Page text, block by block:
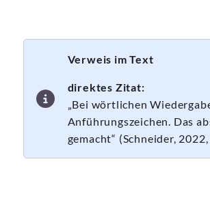
Verweis im Text
direktes Zitat:
„Bei wörtlichen
Anführungszeichen. Das
gemacht“ (Schneider, 2022,